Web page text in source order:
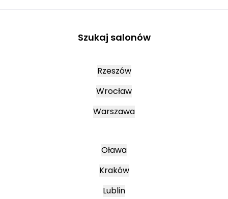
Szukaj salonów
Rzeszów
Wrocław
Warszawa
Oława
Kraków
Lublin